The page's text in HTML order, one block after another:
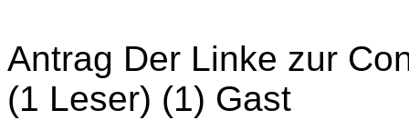
Antrag Der Linke zur
(1 Leser) (1) Gast